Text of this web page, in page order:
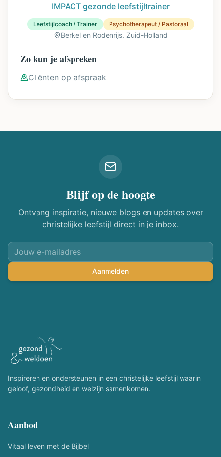
IMPACT gezonde leefstijltrainer
Leefstijlcoach / Trainer Psychotherapeut / Pastoraal
Berkel en Rodenrijs, Zuid-Holland
Zo kun je afspreken
Cliënten op afspraak
Blijf op de hoogte
Ontvang inspiratie, nieuwe blogs en updates over
christelijke leefstijl direct in je inbox.
Aanmelden
Inspireren en ondersteunen in een christelijke leefstijl waarin
geloof, gezondheid en welzijn samenkomen.
Aanbod
Vitaal leven met de Bijbel